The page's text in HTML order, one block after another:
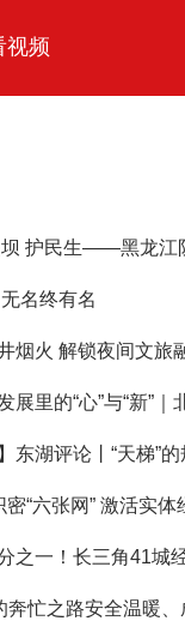
视频
护民生——黑龙江
名终有名
烟火 解锁夜间文旅
展里的“心”与“新”｜
东湖评论丨“天梯”
“六张网” 激活实体
之一！长三角41城
奔忙之路安全温暖